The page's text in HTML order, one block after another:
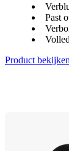
Past
Product bekijken